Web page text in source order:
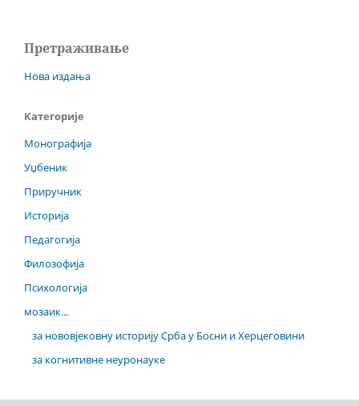
Претраживање
Нова издања
Категорије
Монографија
Уџбеник
Приручник
Историја
Педагогија
Филозофија
Психологија
мозаик...
за нововјековну историју Срба у Босни и Херцеговини
за когнитивне неуронауке